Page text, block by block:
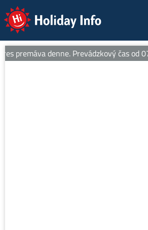
Holiday Info
premáva denne. Prevádzkový čas od